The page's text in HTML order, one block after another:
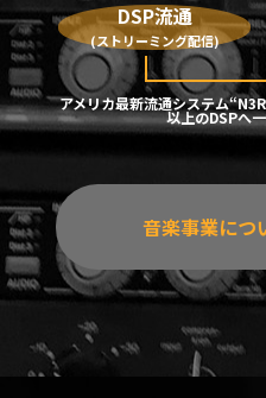
DSP流通
(ストリーミング配信)
アメリカ最新流通システム
以上のDSPへ
音楽事業につ